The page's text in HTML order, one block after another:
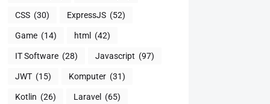
CSS (30) ExpressJS (52)
Game (14) html (42)
IT Software (28) Javascript (97)
JWT (15) Komputer (31)
Kotlin (26) Laravel (65)